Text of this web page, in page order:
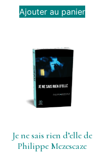
Ajouter au panier
Je ne sais rien d’elle de
Philippe Mezescaze